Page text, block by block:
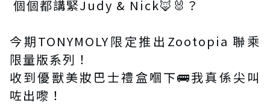
個個都講緊Judy & Nick🦊🐰？
今期TONYMOLY限定推出Zootopia 聯乘
限量版系列！
收到優獸美妝巴士禮盒嗰下🚌我真係尖叫
咗出嚟！